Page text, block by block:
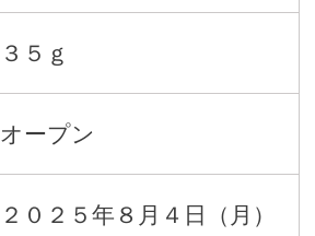
３５ｇ
オープン
２０２５年８月４日（月）